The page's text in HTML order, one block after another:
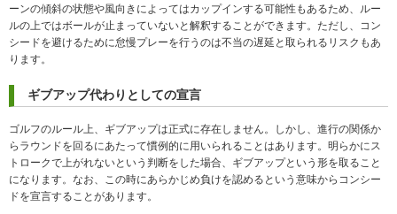
ーンの傾斜の状態や風向きによってはカップインする可能性もあるため、ルー
ルの上ではボールが止まっていないと解釈することができます。ただし、コン
シードを避けるために怠慢プレーを行うのは不当の遅延と取られるリスクもあ
ります。
ギブアップ代わりとしての宣言
ゴルフのルール上、ギブアップは正式に存在しません。しかし、進行の関係か
らラウンドを回るにあたって慣例的に用いられることはあります。明らかにス
トロークで上がれないという判断をした場合、ギブアップという形を取ること
になります。なお、この時にあらかじめ負けを認めるという意味からコンシー
ドを宣言することがあります。